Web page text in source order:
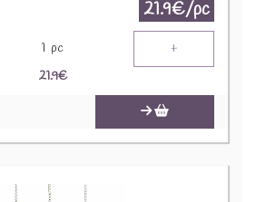
21.9€/pc
1 pc +
21.9€